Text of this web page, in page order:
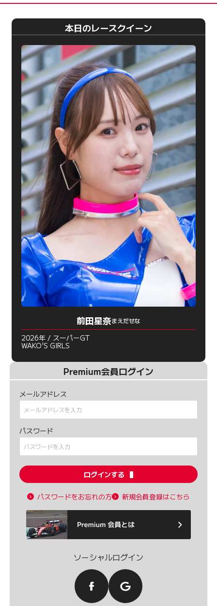
本日のレースクイーン
前田星奈まえだせな
2026年 / スーパーGT
WAKO'S GIRLS
Premium会員ログイン
メールアドレス
パスワード
ログインする
パスワードをお忘れの方 新規会員登録はこちら
ソーシャルログイン